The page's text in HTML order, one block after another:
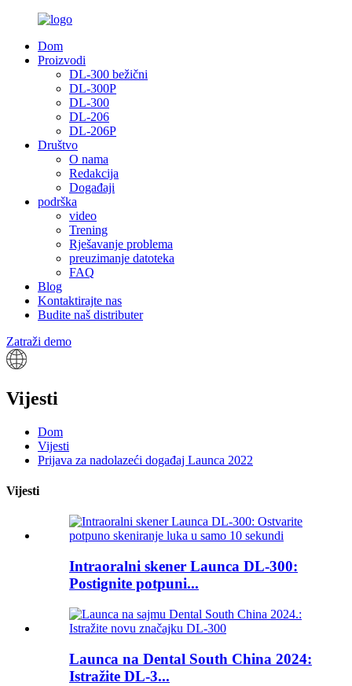
Dom
Proizvodi
DL-300 bežični
DL-300P
DL-300
DL-206
DL-206P
Društvo
O nama
Redakcija
Događaji
podrška
video
Trening
Rješavanje problema
preuzimanje datoteka
FAQ
Blog
Kontaktirajte nas
Budite naš distributer
Zatraži demo
Vijesti
Dom
Vijesti
Prijava za nadolazeći događaj Launca 2022
Vijesti
Intraoralni skener Launca DL-300:
Postignite potpuni...
Launca na Dental South China 2024:
Istražite DL-3...